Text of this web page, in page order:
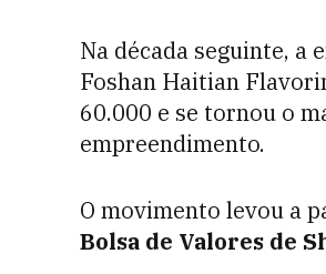
Na década seguinte, a
Foshan Haitian
60.000 e se tornou o
empreendimento.
O movimento levou a
Bolsa de Valores de